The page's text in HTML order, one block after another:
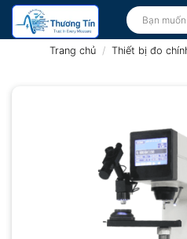
Bỏ
qua
Tìm
kiếm:
Trang chủ / Thiết bị đo